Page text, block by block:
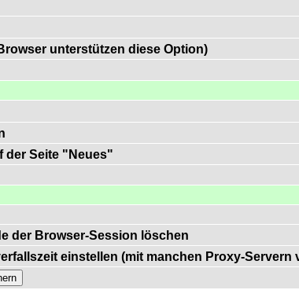
unterstützen diese Option)
der Seite "Neues"
der Browser-Session löschen
einstellen (mit manchen Proxy-Servern